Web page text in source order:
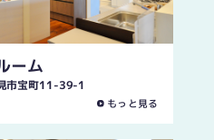
ーム
市宝町11-39-1
もっと見る